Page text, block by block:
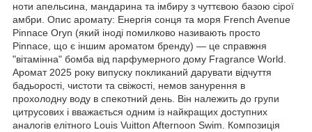
ноти апельсина, мандарина та імбиру з чуттєвою базою сірої
амбри. Опис аромату: Енергія сонця та моря French Avenue
Pinnace Oryn (який іноді помилково називають просто
Pinnace, що є іншим ароматом бренду) — це справжня
"вітамінна" бомба від парфумерного дому Fragrance World.
Аромат 2025 року випуску покликаний дарувати відчуття
бадьорості, чистоти та свіжості, немов занурення в
прохолодну воду в спекотний день. Він належить до групи
цитрусових і вважається одним із найкращих доступних
аналогів елітного Louis Vuitton Afternoon Swim. Композиція